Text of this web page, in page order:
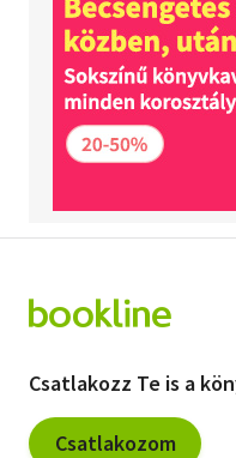
Csatlakozz Te is a
Csatlakozom